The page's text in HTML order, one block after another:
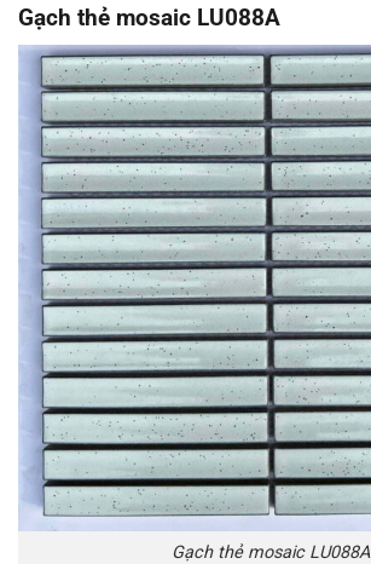
Gạch thẻ mosaic LU088A
Gạch thẻ mosaic LU088A